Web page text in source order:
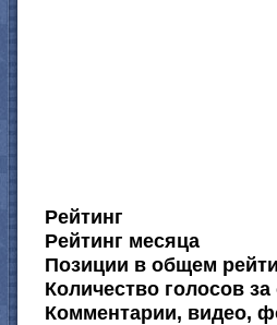
Рейтинг
Рейтинг месяца
Позиции в общем
Количество голосов за
Комментарии, видео,